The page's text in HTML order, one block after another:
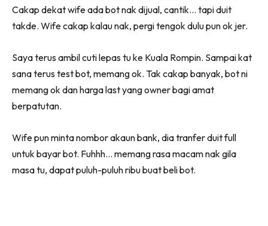
Cakap dekat wife ada bot nak dijual, cantik… tapi duit
takde. Wife cakap kalau nak, pergi tengok dulu pun ok jer.
Saya terus ambil cuti lepas tu ke Kuala Rompin. Sampai kat
sana terus test bot, memang ok. Tak cakap banyak, bot ni
memang ok dan harga last yang owner bagi amat
berpatutan.
Wife pun minta nombor akaun bank, dia tranfer duit full
untuk bayar bot. Fuhhh… memang rasa macam nak gila
masa tu, dapat puluh-puluh ribu buat beli bot.